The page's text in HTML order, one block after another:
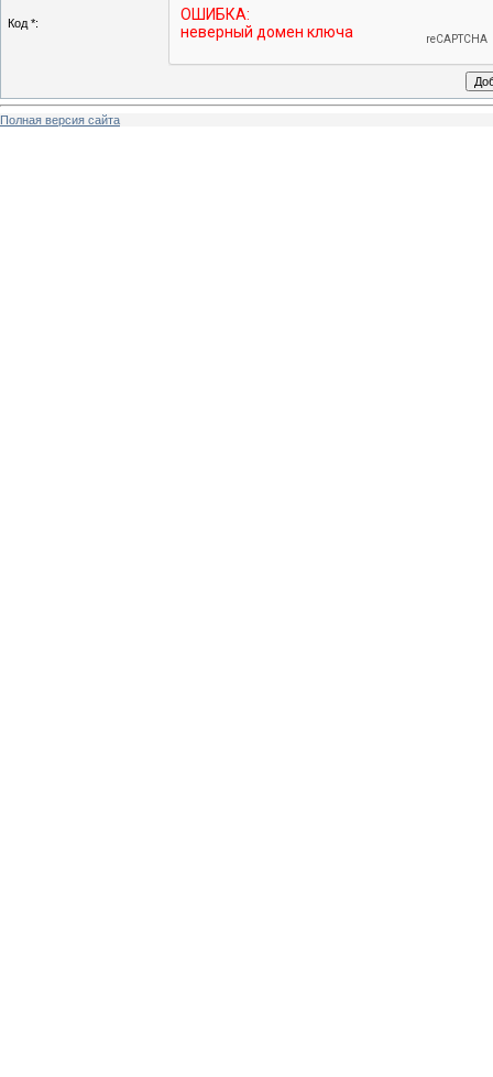
Код *:
Полная версия сайта